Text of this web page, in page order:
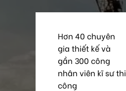
Hơn 40 chuyên
gia thiết kế và
gần 300 công
nhân viên kĩ sư thi
công